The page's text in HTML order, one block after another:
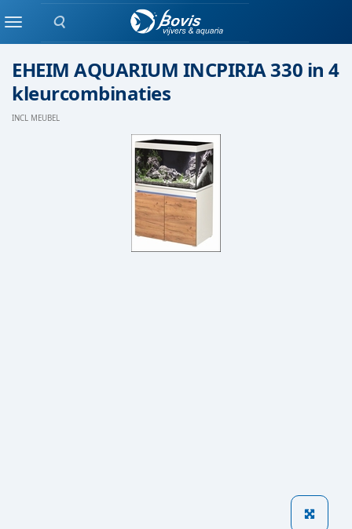
Zoeken
MenuAQUARIUM
EHEIM AQUARIUM INCPIRIA 330 in 4
kleurcombinaties
INCL MEUBEL